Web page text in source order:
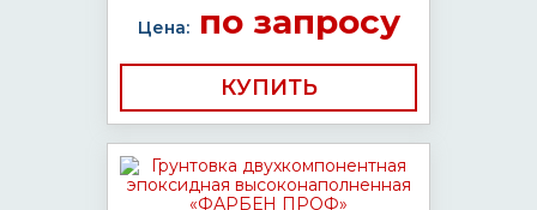
Цена:по запросу
КУПИТЬ